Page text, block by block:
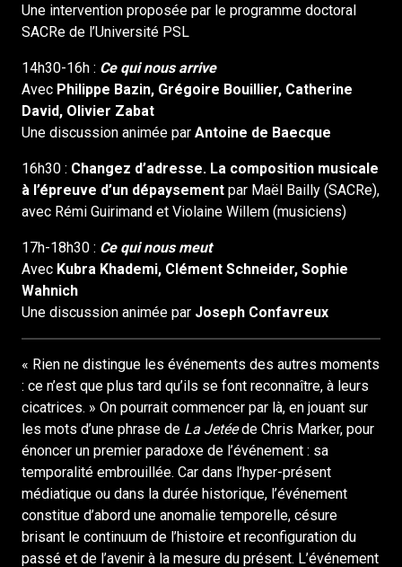
Une intervention proposée par le programme doctoral
SACRe de l’Université PSL
14h30-16h : Ce qui nous arrive
Avec Philippe Bazin, Grégoire Bouillier, Catherine
David, Olivier Zabat
Une discussion animée par Antoine de Baecque
16h30 : Changez d’adresse. La composition musicale
à l’épreuve d’un dépaysement par Maël Bailly (SACRe),
avec Rémi Guirimand et Violaine Willem (musiciens)
17h-18h30 : Ce qui nous meut
Avec Kubra Khademi, Clément Schneider, Sophie
Wahnich
Une discussion animée par Joseph Confavreux
« Rien ne distingue les événements des autres moments
: ce n’est que plus tard qu’ils se font reconnaître, à leurs
cicatrices. » On pourrait commencer par là, en jouant sur
les mots d’une phrase de La Jetéede Chris Marker, pour
énoncer un premier paradoxe de l’événement : sa
temporalité embrouillée. Car dans l’hyper-présent
médiatique ou dans la durée historique, l’événement
constitue d’abord une anomalie temporelle, césure
brisant le continuum de l’histoire et reconfiguration du
passé et de l’avenir à la mesure du présent. L’événement